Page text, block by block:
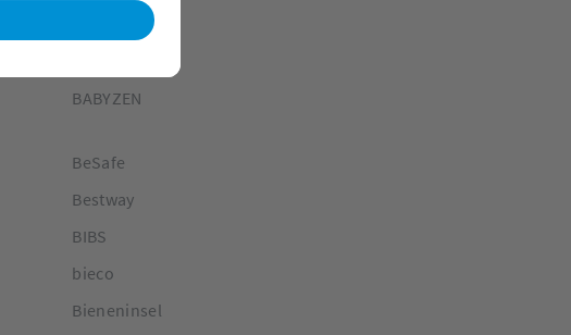
BABYZEN
BeSafe
Bestway
BIBS
bieco
Bieneninsel